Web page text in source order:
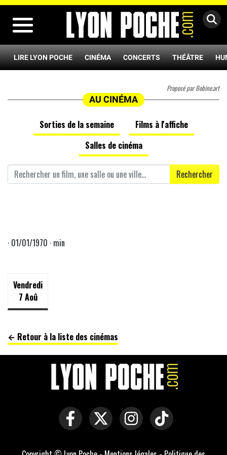
LIRE LYON POCHE CINÉMA CONCERTS THÉÂTRE
Proposé par Bobine.art
AU CINÉMA
Sorties de la semaine
Films à l'affiche
Salles de cinéma
Rechercher
· 01/01/1970 · min
Vendredi
7 Aoû
← Retour à la liste des cinémas